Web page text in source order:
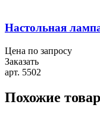
Настольная
Цена по запросу
Заказать
арт. 5502
Похожие